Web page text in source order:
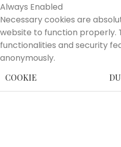
Always Enabled
Necessary cookies are
website to function properly.
functionalities and security
anonymously.
COOKIE